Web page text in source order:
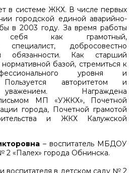
в системе ЖКХ. В числе первых
городской единой аварийно-
в 2003 году. За время работы
себя как грамотный,
специалист, добросовестно
обязанности. Как старший
базой, стремиться к
уровня и
Пользуется авторитетом и
Награждена
МП «УЖКХ», Почетной
города, Почетной грамотой
и ЖКХ Калужской
– воспитатель МБДОУ
«Палех» города Обнинска.
воспитателя в детском саду № 2